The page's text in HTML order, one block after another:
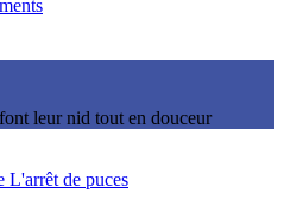
leur nid tout en douceur
L'arrêt de puces